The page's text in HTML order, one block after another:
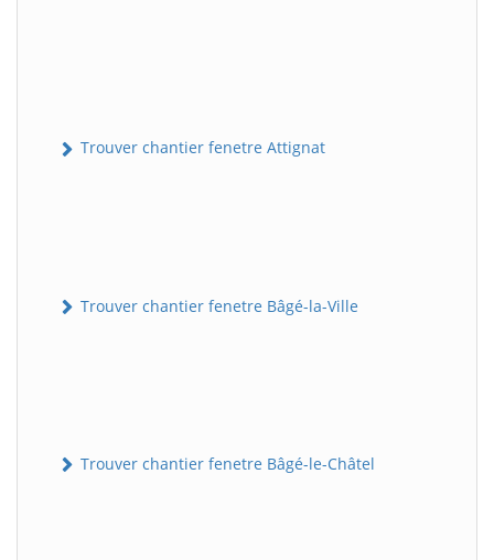
Trouver chantier fenetre Attignat
Trouver chantier fenetre Bâgé-la-Ville
Trouver chantier fenetre Bâgé-le-Châtel